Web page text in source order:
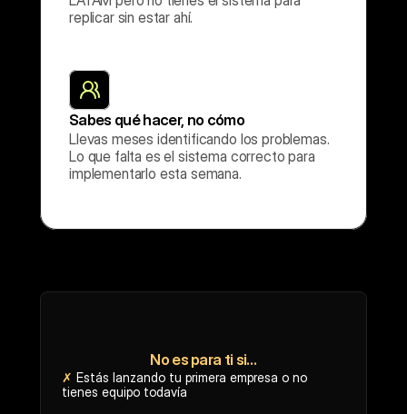
replicar sin estar ahí.
Sabes qué hacer, no cómo
Llevas meses identificando los problemas.
Lo que falta es el sistema correcto para
implementarlo esta semana.
No es para ti si…
✗ Estás lanzando tu primera empresa o no
tienes equipo todavía